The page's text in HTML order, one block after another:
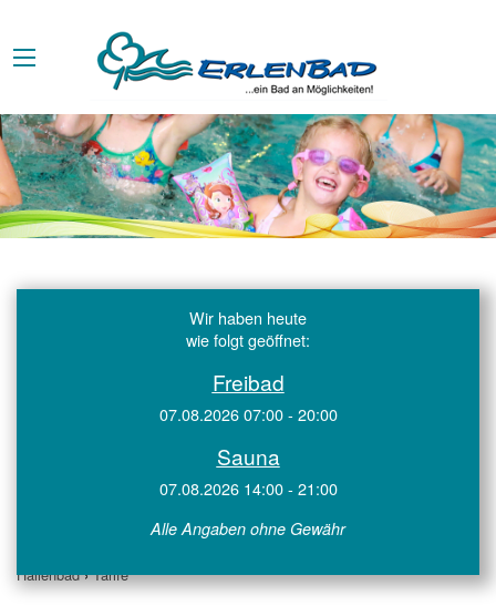
Wir haben heute
wie folgt geöffnet:
Freibad
07.08.2026 07:00 - 20:00
Sauna
07.08.2026 14:00 - 21:00
Alle Angaben ohne Gewähr
Hallenbad›Tarife